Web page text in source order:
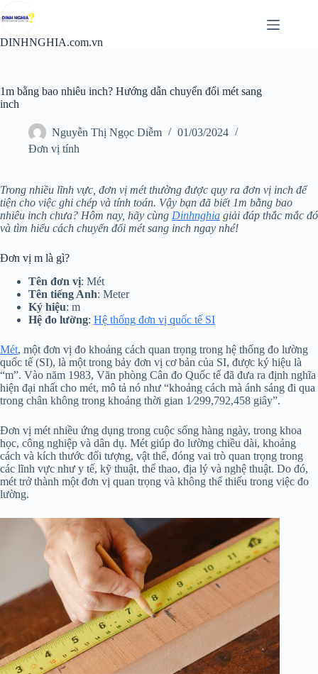
đến
nội
DINHNGHIA.com.vn
1m bằng bao nhiêu inch? Hướng dẫn chuyển đổi mét sang
inch
Nguyễn Thị Ngọc Diễm
01/03/2024
Đơn vị tính
Trong nhiều lĩnh vực, đơn vị mét thường được quy ra đơn vị inch để
tiện cho việc ghi chép và tính toán. Vậy bạn đã biết 1m bằng bao
nhiêu inch chưa? Hôm nay, hãy cùng Dinhnghia giải đáp thắc mắc đó
và tìm hiểu cách chuyển đổi mét sang inch ngay nhé!
Đơn vị m là gì?
Tên đơn vị: Mét
Tên tiếng Anh: Meter
Ký hiệu: m
Hệ đo lường: Hệ thống đơn vị quốc tế SI
Mét, một đơn vị đo khoảng cách quan trọng trong hệ thống đo lường
quốc tế (SI), là một trong bảy đơn vị cơ bản của SI, được ký hiệu là
“m”. Vào năm 1983, Văn phòng Cân đo Quốc tế đã đưa ra định nghĩa
hiện đại nhất cho mét, mô tả nó như “khoảng cách mà ánh sáng đi qua
trong chân không trong khoảng thời gian 1⁄299,792,458 giây”.
Đơn vị mét nhiều ứng dụng trong cuộc sống hàng ngày, trong khoa
học, công nghiệp và dân dụ. Mét giúp đo lường chiều dài, khoảng
cách và kích thước đối tượng, vật thể, đóng vai trò quan trọng trong
các lĩnh vực như y tế, kỹ thuật, thể thao, địa lý và nghệ thuật. Do đó,
mét trở thành một đơn vị quan trọng và không thể thiếu trong việc đo
lường.